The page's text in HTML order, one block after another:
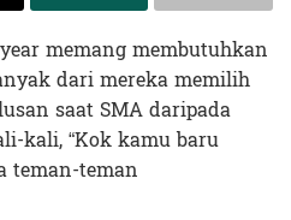
memang membutuhkan
dari mereka memilih
saat SMA daripada
kali, “Kok kamu baru
teman-teman